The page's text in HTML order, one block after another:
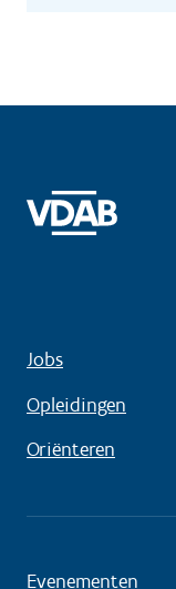
Jobs
Opleidingen
Oriënteren
Evenementen